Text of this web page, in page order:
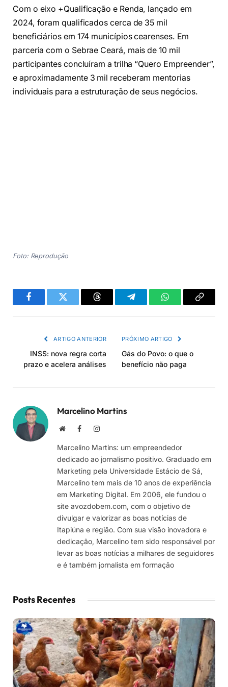
Com o eixo +Qualificação e Renda, lançado em
2024, foram qualificados cerca de 35 mil
beneficiários em 174 municípios cearenses. Em
parceria com o Sebrae Ceará, mais de 10 mil
participantes concluíram a trilha “Quero Empreender”,
e aproximadamente 3 mil receberam mentorias
individuais para a estruturação de seus negócios.
Foto: Reprodução
FacebookTwitter Threads TelegramWhatsAppCopiar
ARTIGO ANTERIOR
INSS: nova regra corta
prazo e acelera análises
PRÓXIMO ARTIGO
Gás do Povo: o que o
benefício não paga
Marcelino Martins
Site FacebookInstagram
Marcelino Martins: um empreendedor
dedicado ao jornalismo positivo. Graduado em
Marketing pela Universidade Estácio de Sá,
Marcelino tem mais de 10 anos de experiência
em Marketing Digital. Em 2006, ele fundou o
site avozdobem.com, com o objetivo de
divulgar e valorizar as boas notícias de
Itapiúna e região. Com sua visão inovadora e
dedicação, Marcelino tem sido responsável por
levar as boas notícias a milhares de seguidores
e é também jornalista em formação
Posts Recentes